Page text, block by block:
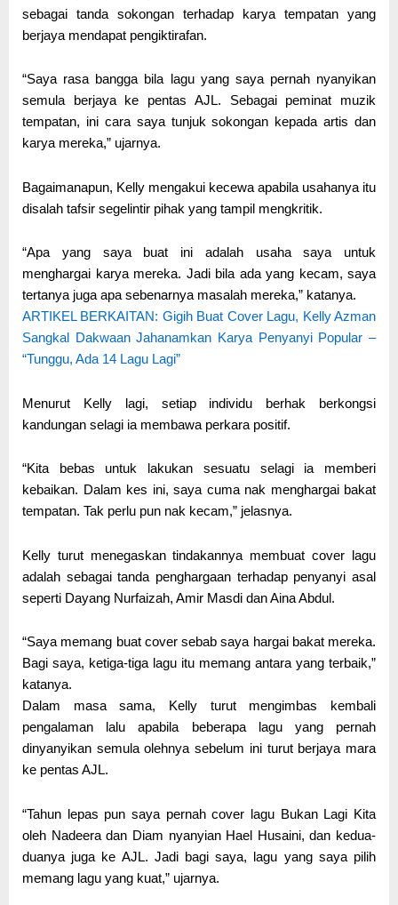
sebagai tanda sokongan terhadap karya tempatan yang
berjaya mendapat pengiktirafan.
“Saya rasa bangga bila lagu yang saya pernah nyanyikan
semula berjaya ke pentas AJL. Sebagai peminat muzik
tempatan, ini cara saya tunjuk sokongan kepada artis dan
karya mereka,” ujarnya.
Bagaimanapun, Kelly mengakui kecewa apabila usahanya itu
disalah tafsir segelintir pihak yang tampil mengkritik.
“Apa yang saya buat ini adalah usaha saya untuk
menghargai karya mereka. Jadi bila ada yang kecam, saya
tertanya juga apa sebenarnya masalah mereka,” katanya.
ARTIKEL BERKAITAN: Gigih Buat Cover Lagu, Kelly Azman
Sangkal Dakwaan Jahanamkan Karya Penyanyi Popular –
“Tunggu, Ada 14 Lagu Lagi”
Menurut Kelly lagi, setiap individu berhak berkongsi
kandungan selagi ia membawa perkara positif.
“Kita bebas untuk lakukan sesuatu selagi ia memberi
kebaikan. Dalam kes ini, saya cuma nak menghargai bakat
tempatan. Tak perlu pun nak kecam,” jelasnya.
Kelly turut menegaskan tindakannya membuat cover lagu
adalah sebagai tanda penghargaan terhadap penyanyi asal
seperti Dayang Nurfaizah, Amir Masdi dan Aina Abdul.
“Saya memang buat cover sebab saya hargai bakat mereka.
Bagi saya, ketiga-tiga lagu itu memang antara yang terbaik,”
katanya.
Dalam masa sama, Kelly turut mengimbas kembali
pengalaman lalu apabila beberapa lagu yang pernah
dinyanyikan semula olehnya sebelum ini turut berjaya mara
ke pentas AJL.
“Tahun lepas pun saya pernah cover lagu Bukan Lagi Kita
oleh Nadeera dan Diam nyanyian Hael Husaini, dan kedua-
duanya juga ke AJL. Jadi bagi saya, lagu yang saya pilih
memang lagu yang kuat,” ujarnya.